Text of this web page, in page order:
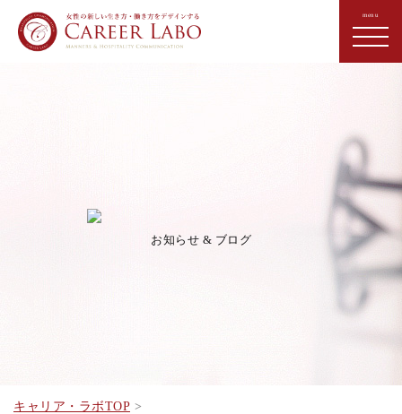
お知らせ & ブログ
キャリア・ラボTOP